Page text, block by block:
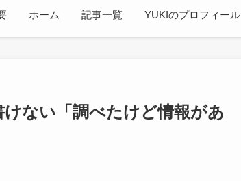
ホーム 記事一覧 YUKIのプロフィール
ない「調べたけど情報があ